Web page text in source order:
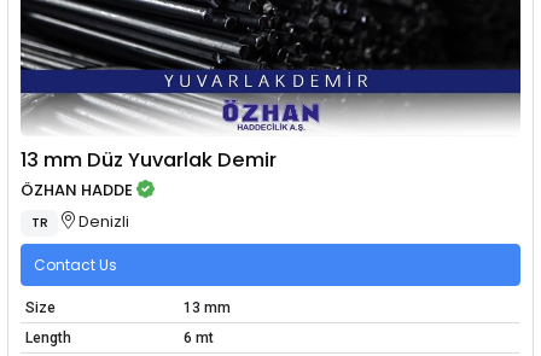
13 mm Düz Yuvarlak Demir
ÖZHAN HADDE
TR Denizli
Contact Us
Size
13 mm
Length
6 mt